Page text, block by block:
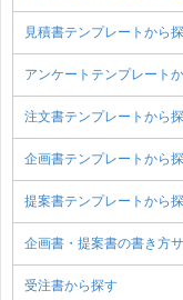
見積書テンプレートから
アンケートテンプレート
注文書テンプレートから
企画書テンプレートから
提案書テンプレートから
企画書・提案書の書き方
受注書から探す